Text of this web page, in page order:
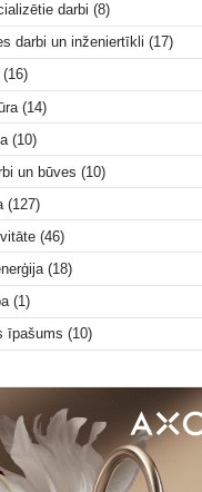
darbi (8)
darbi un inženiertīkli (17)
(16)
(14)
(10)
un būves (10)
(127)
(46)
(18)
(1)
īpašums (10)